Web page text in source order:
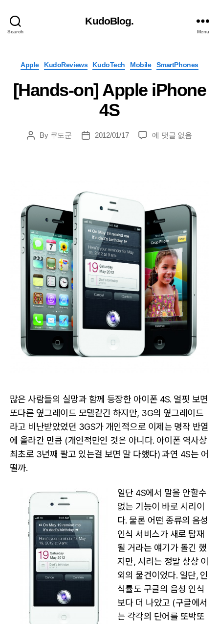
Search
KudoBlog.
Menu
Categories
Apple KudoReviews KudoTech Mobile SmartPhones
[Hands-on] Apple iPhone
4S
PostBy 쿠도군
Post2012/01/17
[Hands-
에 댓글 없음
많은 사람들의 실망과 함께 등장한 아이폰 4S. 얼핏 보면
또다른 옆그레이드 모델같긴 하지만, 3G의 옆그레이드
라고 비난받았었던 3GS가 개인적으로 이제는 명작 반열
에 올라간 만큼 (개인적만인 것은 아니다. 아이폰 역사상
최초로 3년째 팔고 있는걸 보면 말 다했다) 과연 4S는 어
떨까.
일단 4S에서 말을 안할수
없는 기능이 바로 시리이
다. 물론 어떤 종류의 음성
인식 서비스가 새로 탑재
될 거라는 얘기가 돌긴 했
지만, 시리는 정말 상상 이
외의 물건이었다. 일단, 인
식률도 구글의 음성 인식
보다 더 나았고 (구글에서
는 각각의 단어를 또박또